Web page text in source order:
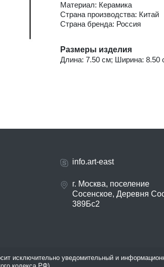
Материал: Керамика
Страна производства: Китай
Страна бренда: Россия
Размеры изделия
Длина: 7.50 см; Ширина: 8.50
info.art-east
г. Москва, поселение
Сосенское, Деревня
389Бс2
исключительно уведомительный и